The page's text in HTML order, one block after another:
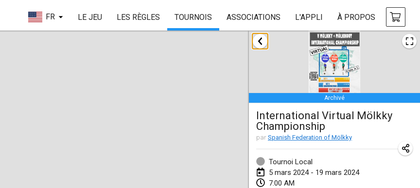
FR LE JEU LES RÈGLES TOURNOIS ASSOCIATIONS L'APPLI À PROPOS
Archivé
International Virtual Mölkky
Championship
par Spanish Federation of Mölkky
Tournoi Local
5 mars 2024 - 19 mars 2024
7:00 AM
janvier 2024
20 janv. 2024|Allemagne
Indoor Polish Open 2024 - Singles
20 janv. 2024 |Pologne
Open de Boulay Triplette
20 janv. 2024|France
Tournoi Mixte ASPTTOM
20 janv. 2024